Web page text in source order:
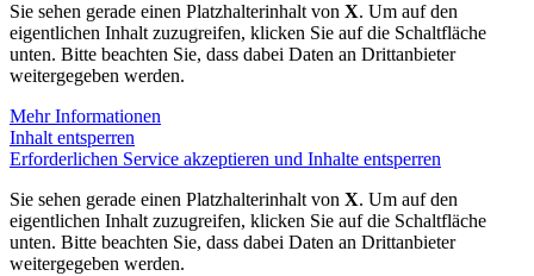
Sie sehen gerade einen Platzhalterinhalt von X. Um auf den
eigentlichen Inhalt zuzugreifen, klicken Sie auf die Schaltfläche
unten. Bitte beachten Sie, dass dabei Daten an Drittanbieter
weitergegeben werden.
Mehr Informationen
Inhalt entsperren
Erforderlichen Service akzeptieren und Inhalte entsperren
Sie sehen gerade einen Platzhalterinhalt von X. Um auf den
eigentlichen Inhalt zuzugreifen, klicken Sie auf die Schaltfläche
unten. Bitte beachten Sie, dass dabei Daten an Drittanbieter
weitergegeben werden.